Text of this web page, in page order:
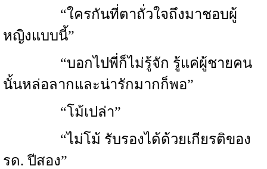
“ใครกันที่ตาถั่วใจถึงมาชอบผู้
หญิงแบบนี้”
“บอกไปพี่ก็ไม่รู้จัก รู้แค่ผู้ชายคน
นั้นหล่อลากและน่ารักมากก็พอ”
“โม้เปล่า”
“ไม่โม้ รับรองได้ด้วยเกียรติของ
รด. ปีสอง”